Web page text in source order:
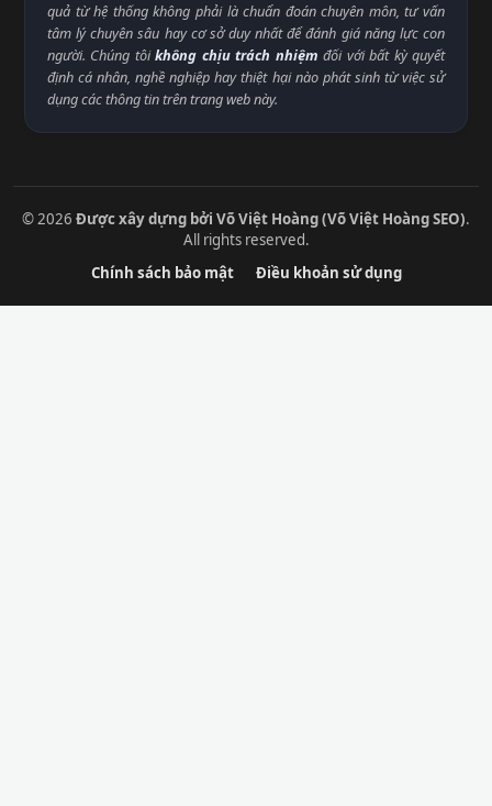
quả từ hệ thống không phải là chuẩn đoán chuyên môn, tư vấn
tâm lý chuyên sâu hay cơ sở duy nhất để đánh giá năng lực con
người. Chúng tôikhông chịu trách nhiệm đối với bất kỳ quyết
định cá nhân, nghề nghiệp hay thiệt hại nào phát sinh từ việc sử
dụng các thông tin trên trang web này.
© 2026 Được xây dựng bởi Võ Việt Hoàng (Võ Việt Hoàng SEO).
All rights reserved.
Chính sách bảo mật
Điều khoản sử dụng